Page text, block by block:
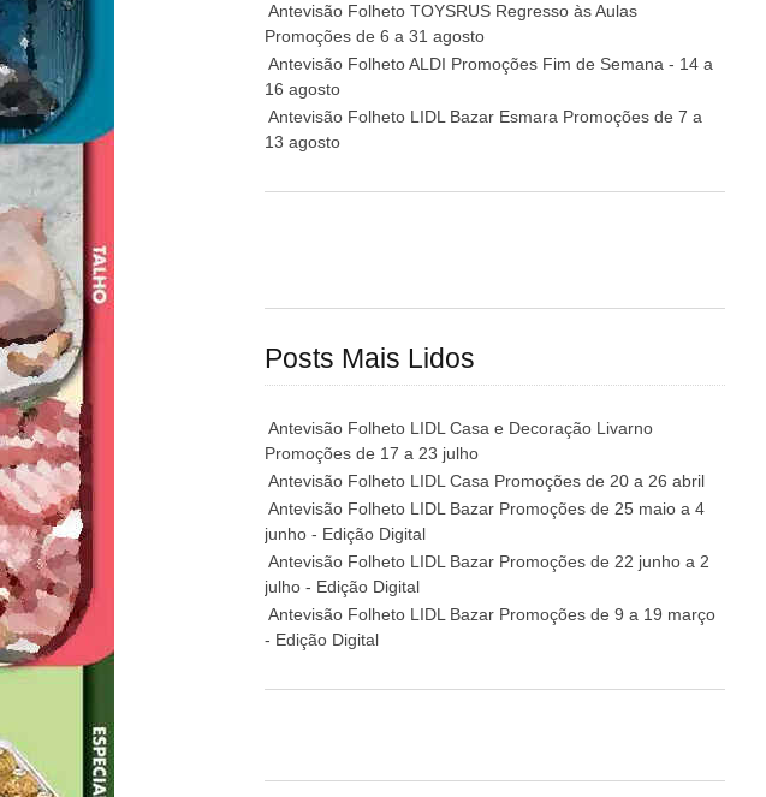
Antevisão Folheto TOYSRUS Regresso às Aulas
Promoções de 6 a 31 agosto
Antevisão Folheto ALDI Promoções Fim de Semana - 14 a
16 agosto
Antevisão Folheto LIDL Bazar Esmara Promoções de 7 a
13 agosto
Posts Mais Lidos
Antevisão Folheto LIDL Casa e Decoração Livarno
Promoções de 17 a 23 julho
Antevisão Folheto LIDL Casa Promoções de 20 a 26 abril
Antevisão Folheto LIDL Bazar Promoções de 25 maio a 4
junho - Edição Digital
Antevisão Folheto LIDL Bazar Promoções de 22 junho a 2
julho - Edição Digital
Antevisão Folheto LIDL Bazar Promoções de 9 a 19 março
- Edição Digital